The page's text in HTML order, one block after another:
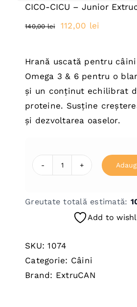
CICO-CICU – Junior
140,00lei
Prețul
140,00 lei.
112,00 lei
112,00
Hrană uscată pentru
Omega 3 & 6 pentru o
și un conținut echilibrat
proteine. Susține
și dezvoltarea oaselor.
Cantitate
CICU
Extrucan
Greutate totală estimată:
Add to
SKU:1074
Categorie: Câini
Brand: ExtruCAN